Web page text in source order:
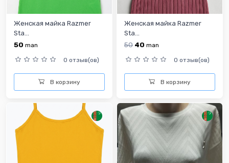
Женская майка Razmer
Sta...
50 man
0 отзыв(ов)
В корзину
Женская майка Razmer
Sta...
50 40 man
0 отзыв(ов)
В корзину